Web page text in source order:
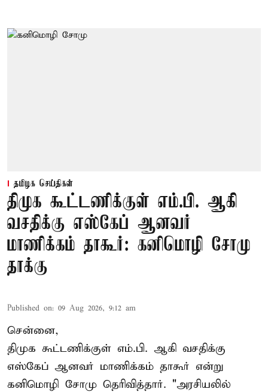
தமிழக செய்திகள்
திமுக கூட்டணிக்குள் எம்.பி. ஆகி
வசதிக்கு எஸ்கேப் ஆனவர்
மாணிக்கம் தாகூர்: கனிமொழி சோமு
தாக்கு
Published on: 09 Aug 2026, 9:12 am
சென்னை,
திமுக கூட்டணிக்குள் எம்.பி. ஆகி வசதிக்கு
எஸ்கேப் ஆனவர் மாணிக்கம் தாகூர் என்று
கனிமொழி சோமு தெரிவித்தார். "அரசியலில்